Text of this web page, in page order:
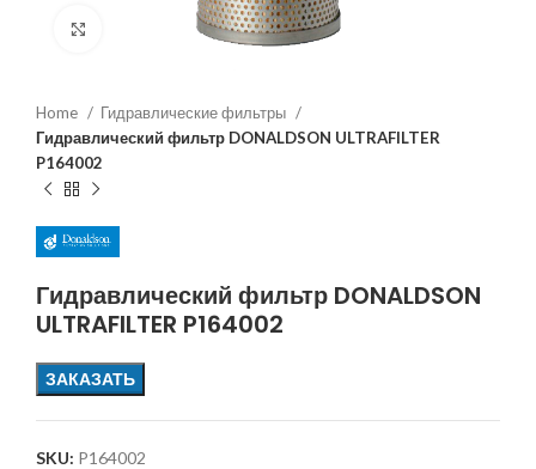
Home
Гидравлические фильтры
Гидравлический фильтр DONALDSON ULTRAFILTER
P164002
Гидравлический фильтр DONALDSON
ULTRAFILTER P164002
ЗАКАЗАТЬ
SKU: P164002